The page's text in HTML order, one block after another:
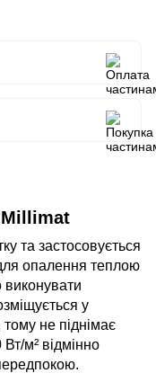
Millimat
та застосовується
опалення теплою
виконувати
у
не піднімає
м² відмінно